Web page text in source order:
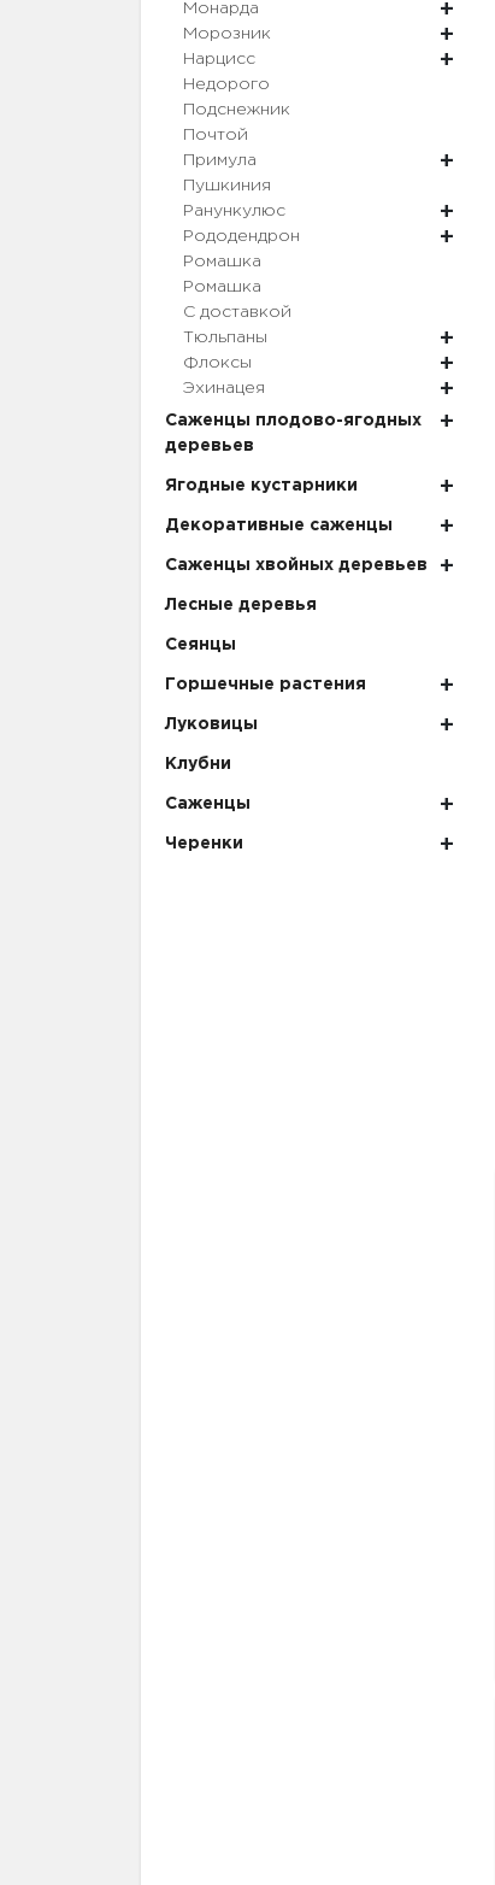
Монарда
Морозник
Нарцисс
Недорого
Подснежник
Почтой
Примула
Пушкиния
Ранункулюс
Рододендрон
Ромашка
Ромашка
С доставкой
Тюльпаны
Флоксы
Эхинацея
Саженцы плодово-ягодных
деревьев
Ягодные кустарники
Декоративные саженцы
Саженцы хвойных деревьев
Лесные деревья
Сеянцы
Горшечные растения
Луковицы
Клубни
Саженцы
Черенки